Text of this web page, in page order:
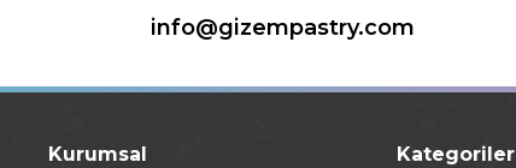
info@gizempastry.com
Kurumsal Kategoriler